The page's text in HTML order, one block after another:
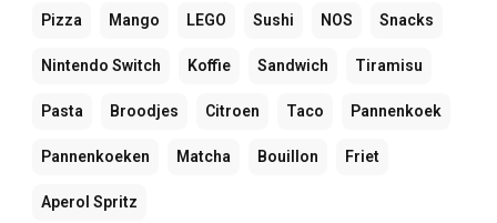
Pizza Mango LEGO Sushi NOS Snacks
Nintendo Switch Koffie Sandwich Tiramisu
Pasta Broodjes Citroen Taco Pannenkoek
Pannenkoeken Matcha Bouillon Friet
Aperol Spritz